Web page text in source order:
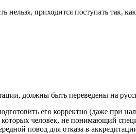
приходится поступать так,
должны быть переведены на
его корректно (даже при
человек, не понимающий
повод для отказа в